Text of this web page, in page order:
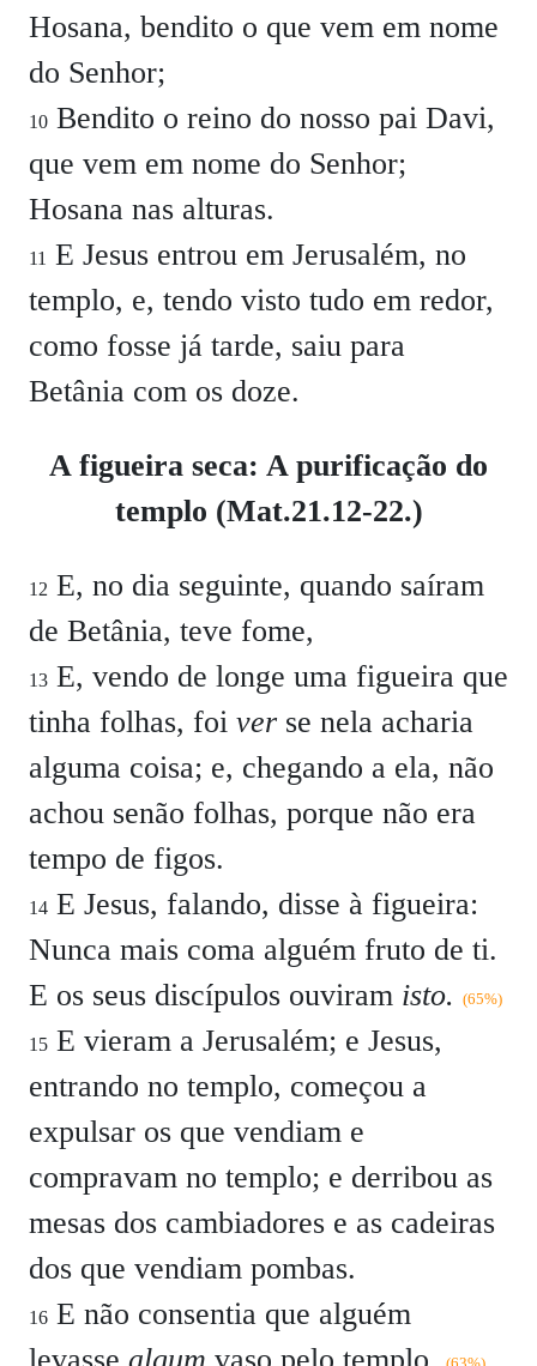
Hosana, bendito o que vem em nome
do Senhor;
10 Bendito o reino do nosso pai Davi,
que vem em nome do Senhor;
Hosana nas alturas.
11 E Jesus entrou em Jerusalém, no
templo, e, tendo visto tudo em redor,
como fosse já tarde, saiu para
Betânia com os doze.
A figueira seca: A purificação do
templo (Mat.21.12-22.)
12 E, no dia seguinte, quando saíram
de Betânia, teve fome,
13 E, vendo de longe uma figueira que
tinha folhas, foi ver se nela acharia
alguma coisa; e, chegando a ela, não
achou senão folhas, porque não era
tempo de figos.
14 E Jesus, falando, disse à figueira:
Nunca mais coma alguém fruto de ti.
E os seus discípulos ouviram isto. (65%)
15 E vieram a Jerusalém; e Jesus,
entrando no templo, começou a
expulsar os que vendiam e
compravam no templo; e derribou as
mesas dos cambiadores e as cadeiras
dos que vendiam pombas.
16 E não consentia que alguém